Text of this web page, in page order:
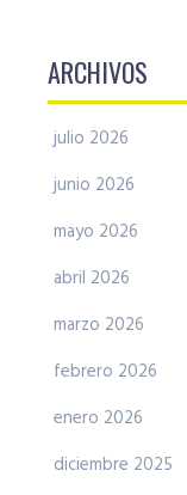
ARCHIVOS
julio 2026
junio 2026
mayo 2026
abril 2026
marzo 2026
febrero 2026
enero 2026
diciembre 2025